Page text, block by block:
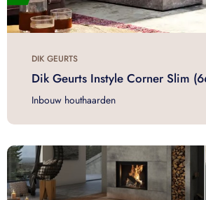
DIK GEURTS
Dik Geurts Instyle Corner Slim
Inbouw houthaarden